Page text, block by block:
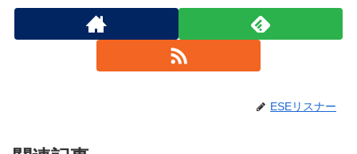
ESEリスナー